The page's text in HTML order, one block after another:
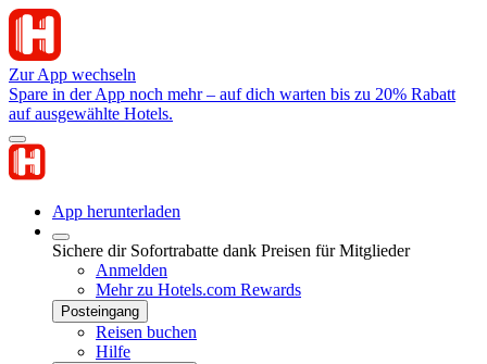
Zur App wechseln
Spare in der App noch mehr – auf dich warten bis zu 20% Rabatt
auf ausgewählte Hotels.
App herunterladen
Sichere dir Sofortrabatte dank Preisen für Mitglieder
Anmelden
Mehr zu Hotels.com Rewards
Posteingang
Reisen buchen
Hilfe